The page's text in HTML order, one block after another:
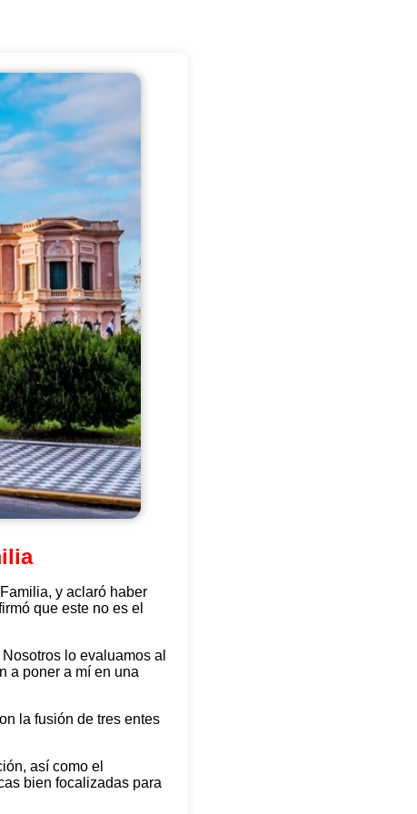
y aclaró haber
que este no es el
lo evaluamos al
a poner a mí en una
la fusión de tres entes
así como el
bien focalizadas para